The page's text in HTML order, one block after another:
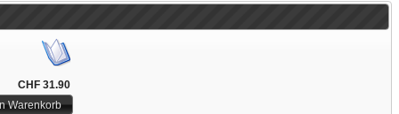
CHF 31.90
Warenkorb